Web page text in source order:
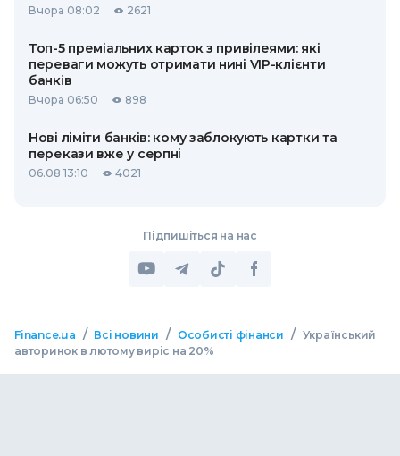
Вчора 08:02 2621
Топ-5 преміальних карток з привілеями: які
переваги можуть отримати нині VIP-клієнти
банків
Вчора 06:50 898
Нові ліміти банків: кому заблокують картки та
перекази вже у серпні
06.08 13:10 4021
Підпишіться на нас
Finance.ua / Всі новини / Особисті фінанси / Український
авторинок в лютому виріс на 20%